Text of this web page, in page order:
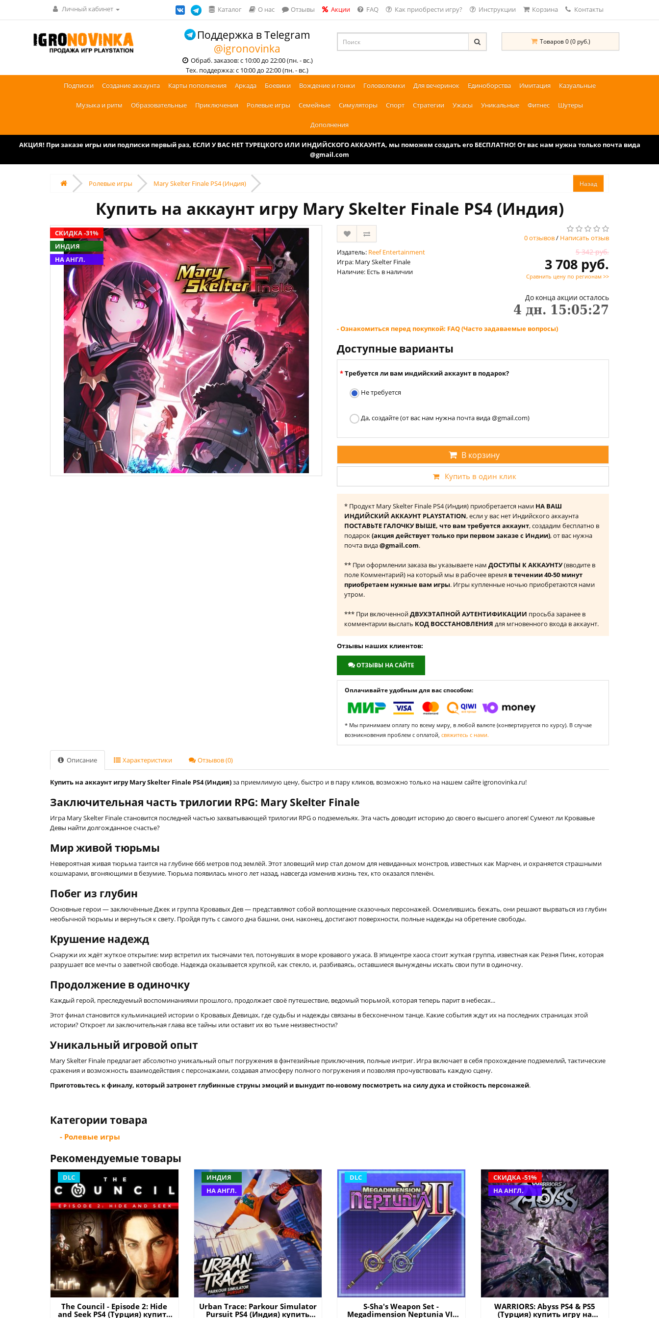
Личный кабинет Каталог О нас Отзывы Акции FAQ Как приобрести игру? Инструкции Корзина Контакты
Поддержка в Telegram
@igronovinka
Обраб. заказов: с 10:00 до 22:00 (пн. - вс.)
Тех. поддержка: с 10:00 до 22:00 (пн. - вс.)
Товаров 0 (0 руб.)
Подписки Создание аккаунта Карты пополнения Аркада Боевики Вождение и гонки Головоломки Для вечеринок Единоборства Имитация Казуальные
Музыка и ритм Образовательные Приключения Ролевые игры Семейные Симуляторы Спорт Стратегии Ужасы Уникальные Фитнес Шутеры
Дополнения
АКЦИЯ! При заказе игры или подписки первый раз, ЕСЛИ У ВАС НЕТ ТУРЕЦКОГО ИЛИ ИНДИЙСКОГО АККАУНТА, мы поможем создать его БЕСПЛАТНО! От вас нам нужна только почта вида
@gmail.com
Ролевые игры Mary Skelter Finale PS4 (Индия)
Купить на аккаунт игру Mary Skelter Finale PS4 (Индия)
СКИДКА -31%
ИНДИЯ
НА АНГЛ.
0 отзывов/ Написать отзыв
Издатель: Reef Entertainment
Игра: Mary Skelter Finale
Наличие: Есть в наличии
5 342 руб.
3 708 руб.
Сравнить цену по регионам >>
До конца акции осталось
4 дн. 15:05:27
- Ознакомиться перед покупкой: FAQ (Часто задаваемые вопросы)
Доступные варианты
Требуется ли вам индийский аккаунт в подарок?
Не требуется
Да, создайте (от вас нам нужна почта вида @gmail.com)
В корзину
Купить в один клик
* Продукт Mary Skelter Finale PS4 (Индия) приобретается нами НА ВАШ
ИНДИЙСКИЙ АККАУНТ PLAYSTATION, если у вас нет Индийского аккаунта
ПОСТАВЬТЕ ГАЛОЧКУ ВЫШЕ, что вам требуется аккаунт, создадим бесплатно в
подарок(акция действует только при первом заказе с Индии), от вас нужна
почта вида@gmail.com.
** При оформлении заказа вы указываете нам ДОСТУПЫ К АККАУНТУ(вводите в
поле Комментарий) на который мы в рабочее время в течении 40-50 минут
приобретаем нужные вам игры. Игры купленные ночью приобретаются нами
утром.
*** При включеннойДВУХЭТАПНОЙ АУТЕНТИФИКАЦИИ просьба заранее в
комментарии выслать КОД ВОССТАНОВЛЕНИЯ для мгновенного входа в аккаунт.
Отзывы наших клиентов:
ОТЗЫВЫ НА САЙТЕ
Оплачивайте удобным для вас способом:
* Мы принимаем оплату по всему миру, в любой валюте (конвертируется по курсу). В случае
возникновения проблем с оплатой, свяжитесь с нами.
Описание Характеристики Отзывов (0)
Купить на аккаунт игру Mary Skelter Finale PS4 (Индия)за приемлимую цену, быстро и в пару кликов, возможно только на нашем сайте igronovinka.ru!
Заключительная часть трилогии RPG: Mary Skelter Finale
Игра Mary Skelter Finale становится последней частью захватывающей трилогии RPG о подземельях. Эта часть доводит историю до своего высшего апогея! Сумеют ли Кровавые
Девы найти долгожданное счастье?
Мир живой тюрьмы
Невероятная живая тюрьма таится на глубине 666 метров под землёй. Этот зловещий мир стал домом для невиданных монстров, известных как Марчен, и охраняется страшными
кошмарами, вгоняющими в безумие. Тюрьма появилась много лет назад, навсегда изменив жизнь тех, кто оказался пленён.
Побег из глубин
Основные герои — заключённые Джек и группа Кровавых Дев — представляют собой воплощение сказочных персонажей. Осмелившись бежать, они решают вырваться из глубин
необычной тюрьмы и вернуться к свету. Пройдя путь с самого дна башни, они, наконец, достигают поверхности, полные надежды на обретение свободы.
Крушение надежд
Снаружи их ждёт жуткое открытие: мир встретил их тысячами тел, потонувших в море кровавого ужаса. В эпицентре хаоса стоит жуткая группа, известная как Резня Пинк, которая
разрушает все мечты о заветной свободе. Надежда оказывается хрупкой, как стекло, и, разбиваясь, оставшиеся вынуждены искать свои пути в одиночку.
Продолжение в одиночку
Каждый герой, преследуемый воспоминаниями прошлого, продолжает своё путешествие, ведомый тюрьмой, которая теперь парит в небесах...
Этот финал становится кульминацией истории о Кровавых Девицах, где судьбы и надежды связаны в бесконечном танце. Какие события ждут их на последних страницах этой
истории? Откроет ли заключительная глава все тайны или оставит их во тьме неизвестности?
Уникальный игровой опыт
Mary Skelter Finale предлагает абсолютно уникальный опыт погружения в фэнтезийные приключения, полные интриг. Игра включает в себя прохождение подземелий, тактические
сражения и возможность взаимодействия с персонажами, создавая атмосферу полного погружения и позволяя прочувствовать каждую сцену.
Приготовьтесь к финалу, который затронет глубинные струны эмоций и вынудит по-новому посмотреть на силу духа и стойкость персонажей.
Категории товара
- Ролевые игры
Рекомендуемые товары
DLC
The Council - Episode 2: Hide
and Seek PS4 (Турция) купить
ИНДИЯ
НА АНГЛ.
Urban Trace: Parkour Simulator
Pursuit PS4 (Индия) купить
DLC
S-Sha's Weapon Set -
Megadimension Neptunia VII
СКИДКА -51%
НА АНГЛ.
WARRIORS: Abyss PS4 & PS5
(Турция) купить игру на